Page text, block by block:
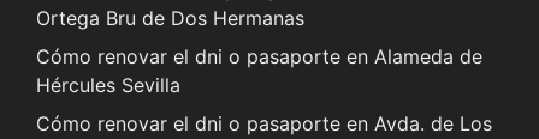
Ortega Bru de Dos Hermanas
Cómo renovar el dni o pasaporte en Alameda de
Hércules Sevilla
Cómo renovar el dni o pasaporte en Avda. de Los